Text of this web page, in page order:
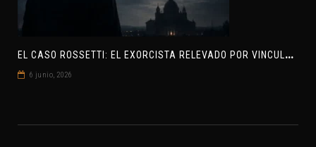
E
L CASO ROSSETTI: EL EXORCISTA RELEVADO POR VINCULAR OVNIS Y DEMONIOS
6 junio, 2026